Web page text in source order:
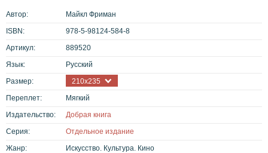
Автор:
Майкл Фриман
ISBN:
978-5-98124-584-8
Артикул:
889520
Язык:
Русский
Размер:
210х235
Переплет:
Мягкий
Издательство:
Добрая книга
Серия:
Отдельное издание
Жанр:
Искусство. Культура. Кино